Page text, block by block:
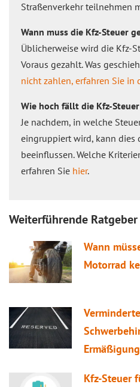
Straßenverkehr teilnehmen
Wann muss die Kfz-Steuer
Üblicherweise wird die Kfz-
Voraus gezahlt. Was
nicht zahlen, erfahren Sie in
Wie hoch fällt die Kfz-
Je nachdem, in welche
eingruppiert wird, kann dies
beeinflussen. Welche
erfahren Sie hier.
Weiterführende
Wann
Motorrad
Kfz-Steuer